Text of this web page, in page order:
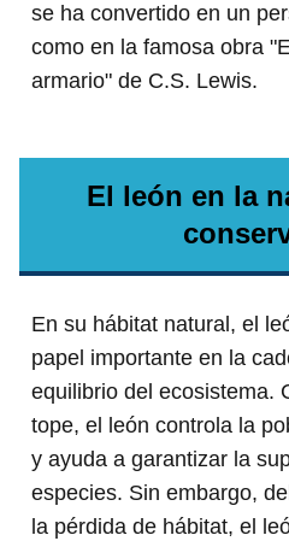
se ha convertido en un
como en la famosa obra
armario" de C.S. Lewis.
El león en la
En su hábitat natural, el
papel importante en la
equilibrio del ecosistema.
tope, el león controla la
y ayuda a garantizar la
especies. Sin embargo,
la pérdida de hábitat, el